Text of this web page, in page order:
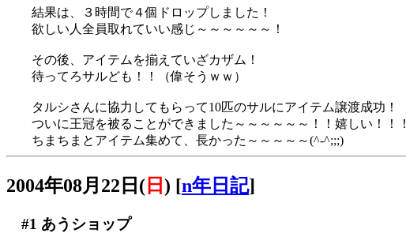
結果は、３時間で４個ドロップしました！
欲しい人全員取れていい感じ～～～～～～！
その後、アイテムを揃えていざカザム！
待ってろサルども！！（偉そうｗｗ）
タルシさんに協力してもらって10匹のサルにアイテム譲渡成功！
ついに王冠を被ることができました～～～～～～！！嬉しい！！！
ちまちまとアイテム集めて、長かった～～～～～(^-^;;;)
2004年08月22日( 日 ) [n年日記]
#1 あうショップ